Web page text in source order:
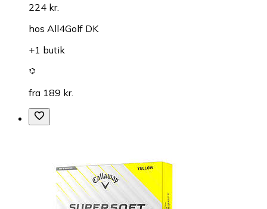
224 kr.
hos All4Golf DK
+1 butik
fra 189 kr.